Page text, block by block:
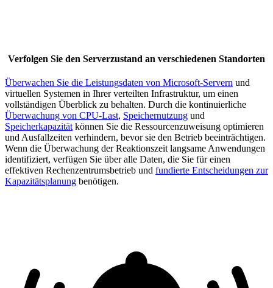
Verfolgen Sie den Serverzustand an verschiedenen Standorten
Überwachen Sie die Leistungsdaten von Microsoft-Servern und
virtuellen Systemen in Ihrer verteilten Infrastruktur, um einen
vollständigen Überblick zu behalten. Durch die kontinuierliche
Überwachung von CPU-Last, Speichernutzung und
Speicherkapazität können Sie die Ressourcenzuweisung optimieren
und Ausfallzeiten verhindern, bevor sie den Betrieb beeinträchtigen.
Wenn die Überwachung der Reaktionszeit langsame Anwendungen
identifiziert, verfügen Sie über alle Daten, die Sie für einen
effektiven Rechenzentrumsbetrieb und fundierte Entscheidungen zur
Kapazitätsplanung benötigen.